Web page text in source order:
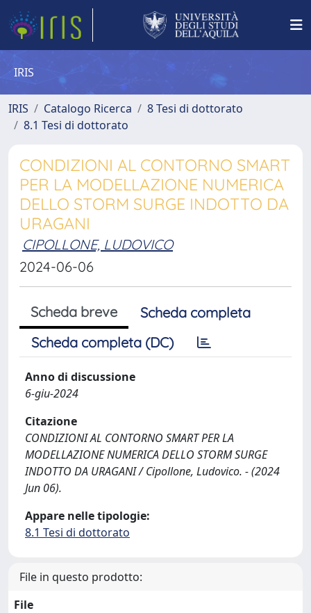
IRIS
IRIS Catalogo Ricerca
8 Tesi di dottorato
8.1 Tesi di dottorato
CONDIZIONI AL CONTORNO SMART
PER LA MODELLAZIONE NUMERICA
DELLO STORM SURGE INDOTTO DA
URAGANI
CIPOLLONE, LUDOVICO
2024-06-06
Scheda breve
Scheda completa
Scheda completa (DC)
Anno di discussione
6-giu-2024
Citazione
CONDIZIONI AL CONTORNO SMART PER LA
MODELLAZIONE NUMERICA DELLO STORM SURGE
INDOTTO DA URAGANI / Cipollone, Ludovico. - (2024
Jun 06).
Appare nelle tipologie:
8.1 Tesi di dottorato
File in questo prodotto:
File